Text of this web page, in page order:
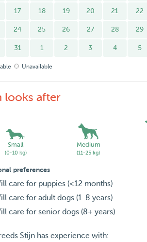
tot middelactieve honden
comes first with me.
a calm, safe, and loving environment
personal attention, and I truly take the
leave with complete peace of mind.
experience caring for both dogs and
I am comfortable with:
17 18 19 20 21 22
24 25 26 27 28 29
31 1 2 3 4 5
Unavailable
looks after
Small
(0-10 kg)
Medium
(11-25 kg)
preferences
care for puppies (<12 months)
care for adult dogs (1-8 years)
care for senior dogs (8+ years)
Stijn has experience with: